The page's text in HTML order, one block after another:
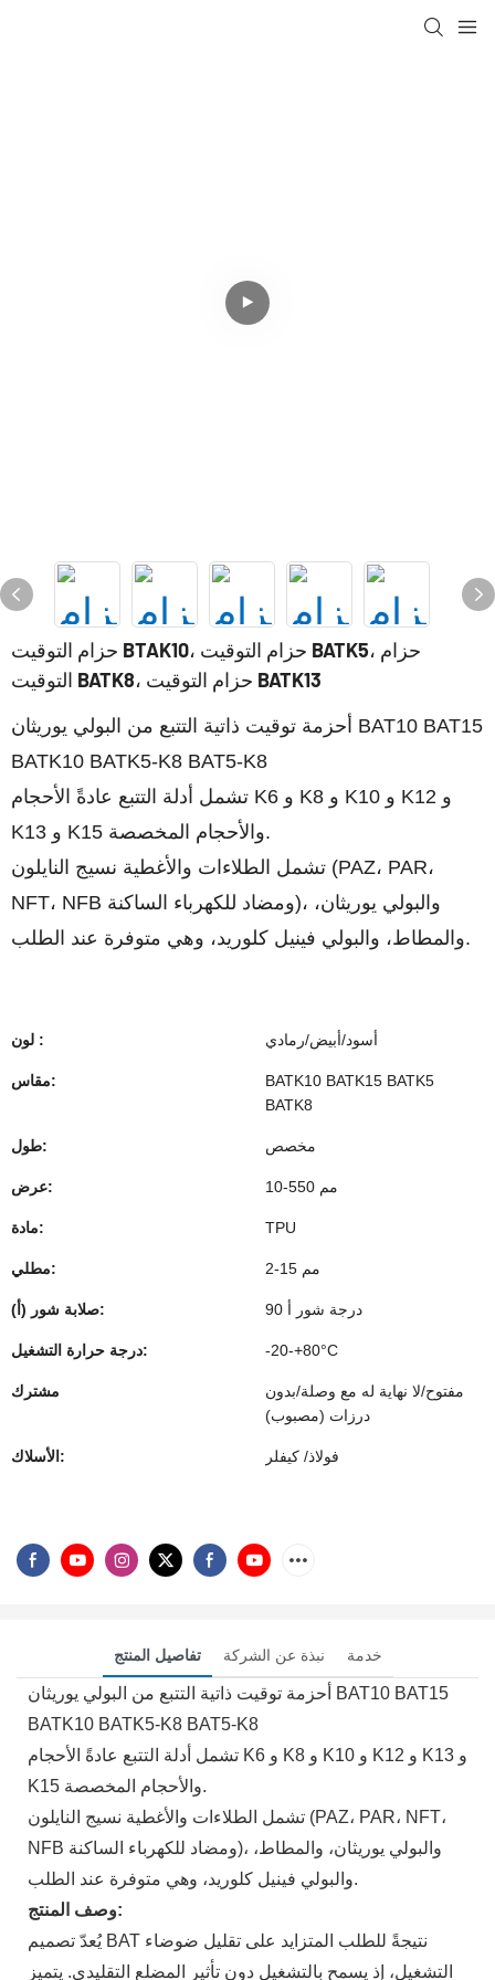
حزام التوقيت BTAK10، حزام التوقيت BATK5، حزام
التوقيت BATK8، حزام التوقيت BATK13
أحزمة توقيت ذاتية التتبع من البولي يوريثان BAT10 BAT15
BATK10 BATK5-K8 BAT5-K8
تشمل أدلة التتبع عادةً الأحجام K6 و K8 و K10 و K12 و
K13 و K15 والأحجام المخصصة.
تشمل الطلاءات والأغطية نسيج النايلون (PAZ، PAR،
NFT، NFB ومضاد للكهرباء الساكنة)، والبولي يوريثان،
والمطاط، والبولي فينيل كلوريد، وهي متوفرة عند الطلب.
لون : أسود/أبيض/رمادي
مقاس:
BATK10 BATK15 BATK5
BATK8
طول: مخصص
عرض: 10-550 مم
مادة: TPU
مطلي: 2-15 مم
صلابة شور (أ): 90 درجة شور أ
درجة حرارة التشغيل: -20-+80°C
مشترك
مفتوح/لا نهاية له مع وصلة/بدون
درزات (مصبوب)
الأسلاك: فولاذ/ كيفلر
تفاصيل المنتج نبذة عن الشركة خدمة
أحزمة توقيت ذاتية التتبع من البولي يوريثان BAT10 BAT15
BATK10 BATK5-K8 BAT5-K8
تشمل أدلة التتبع عادةً الأحجام K6 و K8 و K10 و K12 و K13 و
K15 والأحجام المخصصة.
تشمل الطلاءات والأغطية نسيج النايلون (PAZ، PAR، NFT،
NFB ومضاد للكهرباء الساكنة)، والبولي يوريثان، والمطاط،
والبولي فينيل كلوريد، وهي متوفرة عند الطلب.
وصف المنتج:
يُعدّ تصميم BAT نتيجةً للطلب المتزايد على تقليل ضوضاء
التشغيل، إذ يسمح بالتشغيل دون تأثير المضلع التقليدي. يتميز